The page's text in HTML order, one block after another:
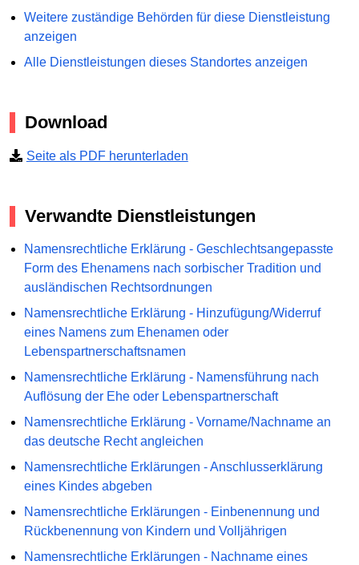
Weitere zuständige Behörden für diese Dienstleistung
anzeigen
Alle Dienstleistungen dieses Standortes anzeigen
Download
Seite als PDF herunterladen
Verwandte Dienstleistungen
Namensrechtliche Erklärung - Geschlechtsangepasste
Form des Ehenamens nach sorbischer Tradition und
ausländischen Rechtsordnungen
Namensrechtliche Erklärung - Hinzufügung/Widerruf
eines Namens zum Ehenamen oder
Lebenspartnerschaftsnamen
Namensrechtliche Erklärung - Namensführung nach
Auflösung der Ehe oder Lebenspartnerschaft
Namensrechtliche Erklärung - Vorname/Nachname an
das deutsche Recht angleichen
Namensrechtliche Erklärungen - Anschlusserklärung
eines Kindes abgeben
Namensrechtliche Erklärungen - Einbenennung und
Rückbenennung von Kindern und Volljährigen
Namensrechtliche Erklärungen - Nachname eines